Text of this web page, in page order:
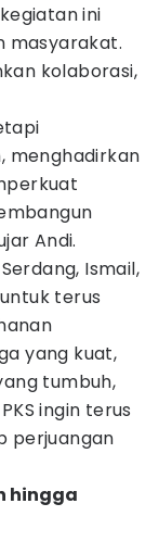
ini
masyarakat.
kolaborasi,
menghadirkan
Andi.
Ismail,
terus
yang kuat,
tumbuh,
ingin terus
perjuangan
hingga